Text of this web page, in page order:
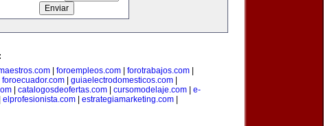
| foroempleos.com| forotrabajos.com|
foroecuador.com| guiaelectrodomesticos.com|
catalogosdeofertas.com cursomodelaje.com
e-
elprofesionista.com| estrategiamarketing.com|